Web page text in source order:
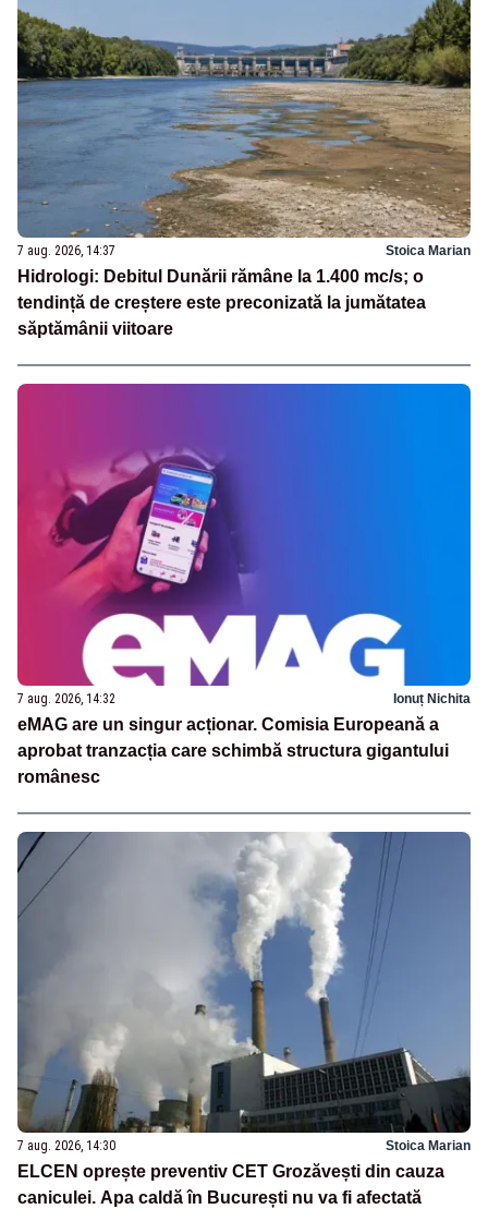
7 aug. 2026, 14:37 Stoica Marian
Hidrologi: Debitul Dunării rămâne la 1.400 mc/s; o
tendință de creștere este preconizată la jumătatea
săptămânii viitoare
7 aug. 2026, 14:32 Ionuț Nichita
eMAG are un singur acționar. Comisia Europeană a
aprobat tranzacția care schimbă structura gigantului
românesc
7 aug. 2026, 14:30 Stoica Marian
ELCEN oprește preventiv CET Grozăvești din cauza
caniculei. Apa caldă în București nu va fi afectată